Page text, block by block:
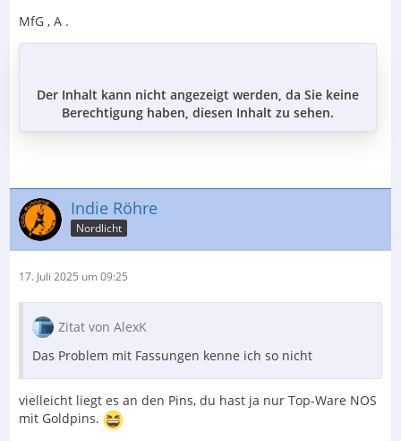
MfG , A .
Der Inhalt kann nicht angezeigt werden, da Sie keine
Berechtigung haben, diesen Inhalt zu sehen.
Indie Röhre
Nordlicht
17. Juli 2025 um 09:25
Zitat von AlexK
Das Problem mit Fassungen kenne ich so nicht
vielleicht liegt es an den Pins, du hast ja nur Top-Ware NOS
mit Goldpins.